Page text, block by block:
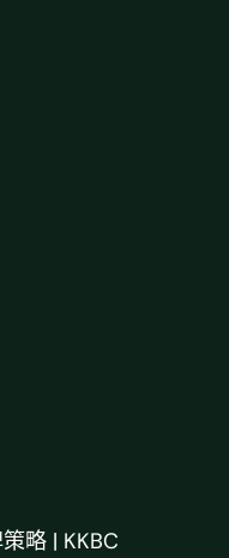
略 | KKBC